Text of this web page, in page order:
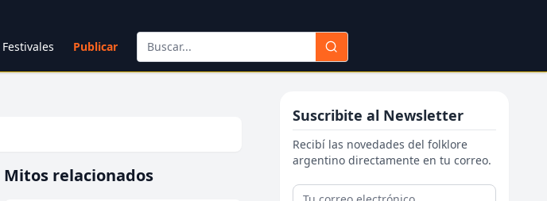
Festivales Publicar
Mitos relacionados
Suscribite al Newsletter
Recibí las novedades del folklore
argentino directamente en tu correo.